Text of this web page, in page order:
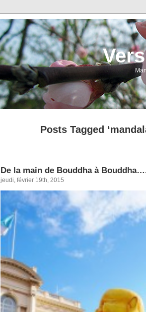
Posts Tagged
De la main de Bouddha à
jeudi, février 19th, 2015